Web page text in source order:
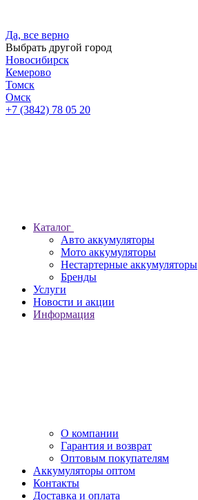
Да, все верно
Выбрать другой город
Новосибирск
Кемерово
Томск
Омск
+7 (3842) 78 05 20
Каталог
Авто аккумуляторы
Мото аккумуляторы
Нестартерные аккумуляторы
Бренды
Услуги
Новости и акции
Информация
О компании
Гарантия и возврат
Оптовым покупателям
Аккумуляторы оптом
Контакты
Доставка и оплата